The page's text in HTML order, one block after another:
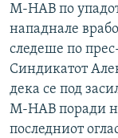
М-НАВ по
нападнале
следеше по
Синдикатот
дека се под
М-НАВ поради
последниот